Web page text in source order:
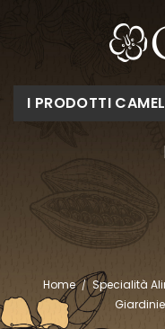
I PRODOTTI
Home Specialità